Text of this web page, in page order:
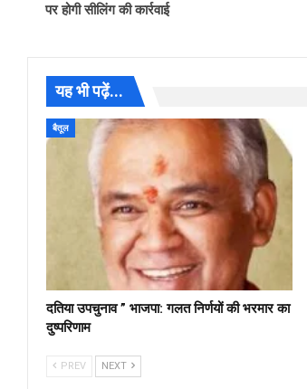
पर होगी सीलिंग की कार्रवाई
यह भी पढ़ें...
बैतूल
दतिया उपचुनाव ” भाजपा: गलत निर्णयों की भरमार का
दुष्परिणाम
PREV NEXT